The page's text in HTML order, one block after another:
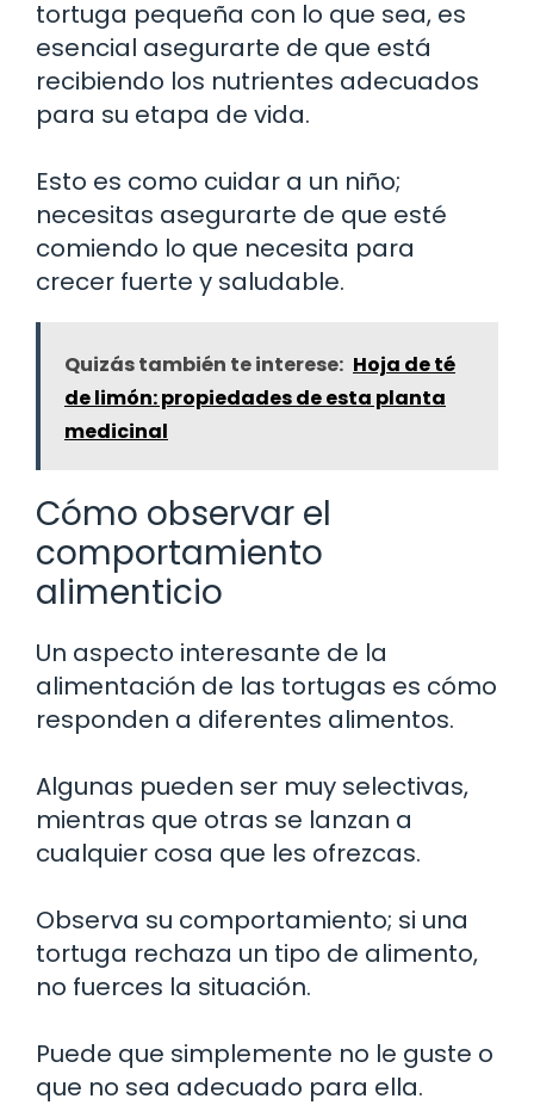
tortuga pequeña con lo que sea, es
esencial asegurarte de que está
recibiendo los nutrientes adecuados
para su etapa de vida.
Esto es como cuidar a un niño;
necesitas asegurarte de que esté
comiendo lo que necesita para
crecer fuerte y saludable.
Quizás también te interese: Hoja de té
de limón: propiedades de esta planta
medicinal
Cómo observar el
comportamiento
alimenticio
Un aspecto interesante de la
alimentación de las tortugas es cómo
responden a diferentes alimentos.
Algunas pueden ser muy selectivas,
mientras que otras se lanzan a
cualquier cosa que les ofrezcas.
Observa su comportamiento; si una
tortuga rechaza un tipo de alimento,
no fuerces la situación.
Puede que simplemente no le guste o
que no sea adecuado para ella.